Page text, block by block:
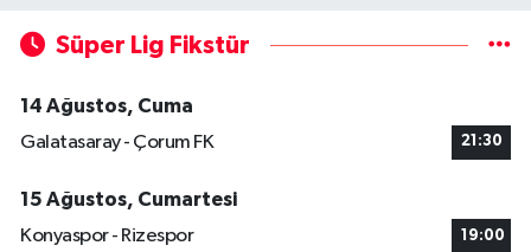
Süper Lig Fikstür
14 Ağustos, Cuma
Galatasaray - Çorum FK
21:30
15 Ağustos, Cumartesi
Konyaspor - Rizespor
19:00